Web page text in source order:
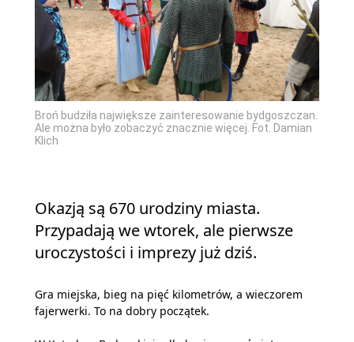
Broń budziła największe zainteresowanie bydgoszczan.
Ale można było zobaczyć znacznie więcej. Fot. Damian
Klich
Okazją są 670 urodziny miasta.
Przypadają we wtorek, ale pierwsze
uroczystości i imprezy już dziś.
Gra miejska, bieg na pięć kilometrów, a wieczorem
fajerwerki. To na dobry początek.